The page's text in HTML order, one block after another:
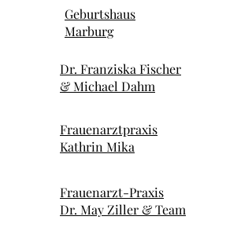
Geburtshaus
Marburg
Dr. Franziska Fischer
& Michael Dahm
Frauenarztpraxis
Kathrin Mika
Frauenarzt-Praxis
Dr. May Ziller & Team